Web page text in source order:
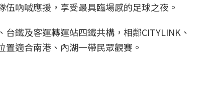
吶喊應援，享受最具臨場感的足球之夜。
鐵及客運轉運站四鐵共構，相鄰CITYLINK、
適合南港、內湖一帶民眾觀賽。